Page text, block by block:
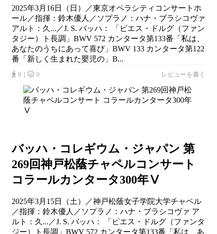
2025年3月16日（日）／東京オペラシティコンサートホ
ール／指揮：鈴木優人／ソプラノ：ハナ・ブラシコヴァ
アルト：久...／J. S. バッハ： 「ピエス・ドルグ（ファン
タジー）ト長調」BWV 572 カンタータ第133番「私は、
あなたのうちにあって喜び」BWV 133 カンタータ第122
番「新しく生まれた嬰児の」B...
0｜ 0 レビューを書く
バッハ・コレギウム・ジャパン 第
269回神戸松蔭チャペルコンサート
コラールカンタータ300年Ⅴ
2025年3月15日（土）／神戸松蔭女子学院大学チャペル
／指揮：鈴木優人／ソプラノ：ハナ・ブラシコヴァ ア
ルト：久...／J. S. バッハ： 「ピエス・ドルグ（ファンタ
ジー）ト長調」BWV 572 カンタータ第133番「私は、あ